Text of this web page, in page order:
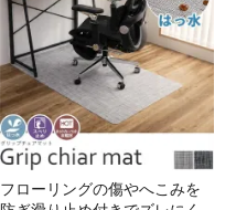
フローリングの傷やへこみを